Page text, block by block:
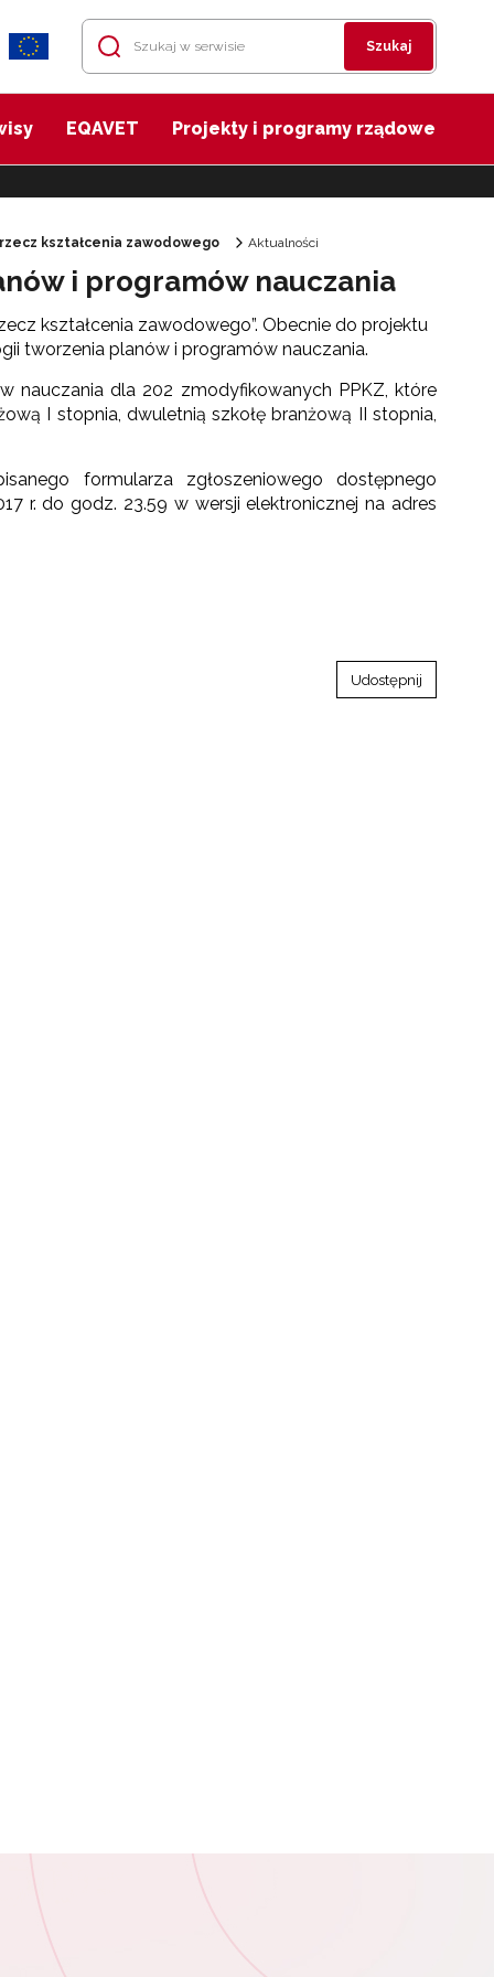
Szukaj
EQAVET Projekty i programy rządowe
kształcenia zawodowego Aktualności
i programów nauczania
kształcenia zawodowego”. Obecnie do projektu
tworzenia planów i programów nauczania.
nauczania dla 202 zmodyfikowanych PPKZ, które
I stopnia, dwuletnią szkołę branżową II stopnia,
formularza zgłoszeniowego dostępnego
r. do godz. 23.59 w wersji elektronicznej na adres
Udostępnij